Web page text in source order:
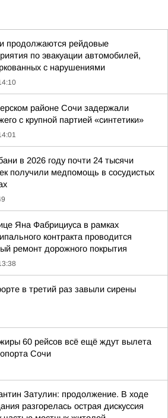
продолжаются рейдовые
по эвакуации автомобилей,
с нарушениями
районе Сочи задержали
с крупной партией «синтетики»
в 2026 году почти 24 тысячи
получили медпомощь в сосудистых
Яна Фабрициуса в рамках
контракта проводится
ремонт дорожного покрытия
в третий раз завыли сирены
60 рейсов всё ещё ждут вылета
Сочи
Затулин: продолжение. В ходе
разгорелась острая дискуссия